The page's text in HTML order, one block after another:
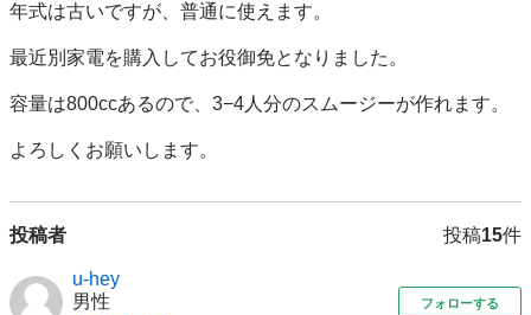
年式は古いですが、普通に使えます。
最近別家電を購入してお役御免となりました。
容量は800ccあるので、3−4人分のスムージーが作れます。
よろしくお願いします。
投稿者 投稿15件
u-hey
男性
フォローする